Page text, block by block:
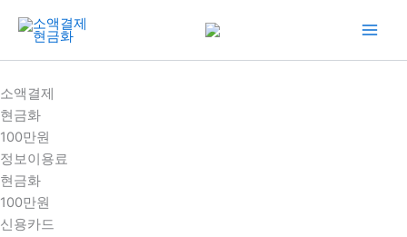
건
너
뛰
기
소액결제
현금화
100만원
정보이용료
현금화
100만원
신용카드